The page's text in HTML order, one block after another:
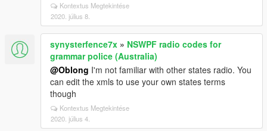
Kontextus Megtekintése
2020. július 8.
synysterfence7x » NSWPF radio codes for
grammar police (Australia)
@Oblong I'm not familiar with other states radio. You
can edit the xmls to use your own states terms
though
Kontextus Megtekintése
2020. július 4.